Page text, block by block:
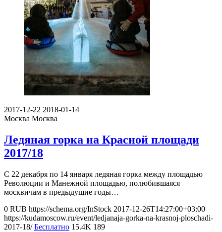
2017-12-22 2018-01-14
Москва Москва
Ледяная горка на Красной площади
2017/18
С 22 декабря по 14 января ледяная горка между площадью
Революции и Манежной площадью, полюбившаяся
москвичам в предыдущие годы…
0 RUB https://schema.org/InStock 2017-12-26T14:27:00+03:00
https://kudamoscow.ru/event/ledjanaja-gorka-na-krasnoj-ploschadi-
2017-18/ Бесплатно 15.4K 189